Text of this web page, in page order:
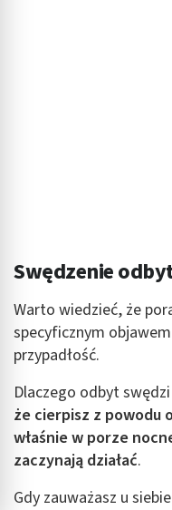
Swędzenie
Warto wiedzieć, że
specyficznym
przypadłość.
Dlaczego odbyt
że cierpisz z powodu
właśnie w porze
zaczynają działać.
Gdy zauważasz u